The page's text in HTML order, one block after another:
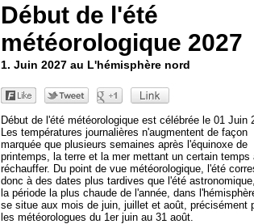
Début de l'été
météorologique 2027
1. Juin 2027 au L'hémisphère nord
Début de l'été météorologique est célébrée le 01 Juin
Les températures journalières n'augmentent de façon
marquée que plusieurs semaines après l'équinoxe de
printemps, la terre et la mer mettant un certain temps
réchauffer. Du point de vue météorologique, l'été
donc à des dates plus tardives que l'été
la période la plus chaude de l'année, dans
se situe aux mois de juin, juillet et août, précisément
les météorologues du 1er juin au 31 août.